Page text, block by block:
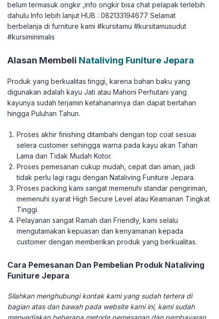
belum termasuk ongkir ,info ongkir bisa chat pelapak terlebih
dahulu Info lebih lanjut HUB : 082133194677 Selamat
berbelanja di furniture kami #kursitamu #kursitamusudut
#kursiminimalis
Alasan Membeli Nataliving Funiture Jepara
Produk yang berkualitas tinggi, karena bahan baku yang
digunakan adalah kayu Jati atau Mahoni Perhutani yang
kayunya sudah terjamin ketahanannya dan dapat bertahan
hingga Puluhan Tahun.
Proses akhir finishing ditambahi dengan top coat sesuai
selera customer sehingga warna pada kayu akan Tahan
Lama dan Tidak Mudah Kotor.
Proses pemesanan cukup mudah, cepat dan aman, jadi
tidak perlu lagi ragu dengan Nataliving Funiture Jepara.
Proses packing kami sangat memenuhi standar pengiriman,
memenuhi syarat High Secure Level atau Keamanan Tingkat
Tinggi.
Pelayanan sangat Ramah dan Friendly, kami selalu
mengutamakan kepuasan dan kenyamanan kepada
customer dengan memberikan produk yang berkualitas.
Cara Pemesanan Dan Pembelian Produk Nataliving
Funiture Jepara
Silahkan menghubungi kontak kami yang sudah tertera di
bagian atas dan bawah pada website kami ini, kami sudah
menyediakan beberapa metode pemesanan dan pembayaran